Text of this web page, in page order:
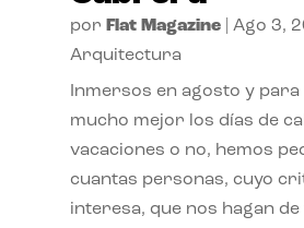
por Flat Magazine| Ago 3,
Arquitectura
Inmersos en agosto y
mucho mejor los días de
vacaciones o no, hemos
cuantas personas, cuyo
interesa, que nos hagan